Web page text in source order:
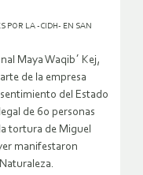
POR LA -CIDH- EN SAN
Maya Waqib´ Kej,
de la empresa
del Estado
de 60 personas
tortura de Miguel
manifestaron